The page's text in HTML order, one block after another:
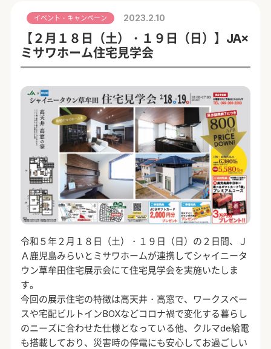
イベント・キャンペーン 2023.2.10
【２月１８日（土）・１９日（日）】JA×
ミサワホーム住宅見学会
令和５年２月１８日（土）・１９日（日）の２日間、Ｊ
Ａ鹿児島みらいとミサワホームが連携してシャイニータ
ウン草牟田住宅展示会にて住宅見学会を実施いたしま
す。
今回の展示住宅の特徴は高天井・高窓で、ワークスペー
スや宅配ビルトインBOXなどコロナ禍で変化する暮らし
のニーズに合わせた仕様となっている他、クルマde給電
も搭載しており、災害時の停電にも安心してお過ごしい